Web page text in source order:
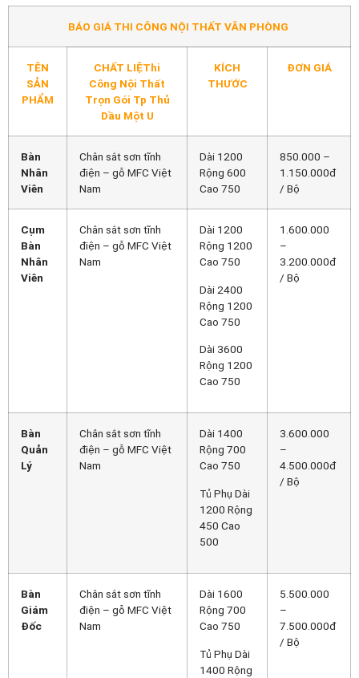
BÁO GIÁ THI CÔNG NỘI THẤT VĂN PHÒNG
TÊN
SẢN
PHẨM
CHẤT LIỆThi
Công Nội Thất
Trọn Gói Tp Thủ
Dầu Một U
KÍCH
THƯỚC
ĐƠN GIÁ
Bàn
Nhân
Viên
Chân sắt sơn tĩnh
điện – gỗ MFC Việt
Nam
Dài 1200
Rộng 600
Cao 750
850.000 –
1.150.000đ
/ Bộ
Cụm
Bàn
Nhân
Viên
Chân sắt sơn tĩnh
điện – gỗ MFC Việt
Nam
Dài 1200
Rộng 1200
Cao 750
Dài 2400
Rộng 1200
Cao 750
Dài 3600
Rộng 1200
Cao 750
1.600.000
–
3.200.000đ
/ Bộ
Bàn
Quản
Lý
Chân sắt sơn tĩnh
điện – gỗ MFC Việt
Nam
Dài 1400
Rộng 700
Cao 750
Tủ Phụ Dài
1200 Rộng
450 Cao
500
3.600.000
–
4.500.000đ
/ Bộ
Bàn
Giám
Đốc
Chân sắt sơn tĩnh
điện – gỗ MFC Việt
Nam
Dài 1600
Rộng 700
Cao 750
Tủ Phụ Dài
1400 Rộng
5.500.000
–
7.500.000đ
/ Bộ